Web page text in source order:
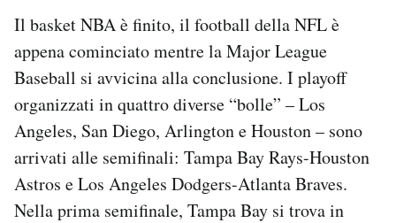
I MIEI PREFERITI
CALENDARIO
AREA PERSONALE
Il basket NBA è finito, il football della NFL è
appena cominciato mentre la Major League
Baseball si avvicina alla conclusione. I playoff
organizzati in quattro diverse “bolle” – Los
Angeles, San Diego, Arlington e Houston – sono
arrivati alle semifinali: Tampa Bay Rays-Houston
Astros e Los Angeles Dodgers-Atlanta Braves.
Nella prima semifinale, Tampa Bay si trova in